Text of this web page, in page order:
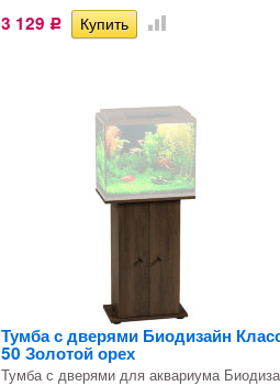
3 129 Р
Тумба с дверями Биодизайн
50 Золотой орех
Тумба с дверями для аквариума